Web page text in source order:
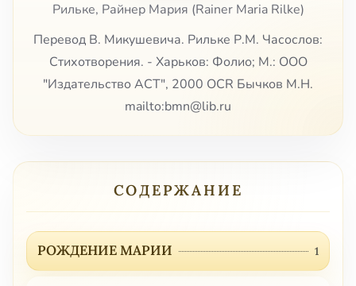
Рильке, Райнер Мария (Rainer Maria Rilke)
Перевод В. Микушевича. Рильке Р.М. Часослов:
Стихотворения. - Харьков: Фолио; М.: ООО
"Издательство АСТ", 2000 OCR Бычков М.Н.
mailto:bmn@lib.ru
СОДЕРЖАНИЕ
РОЖДЕНИЕ МАРИИ 1